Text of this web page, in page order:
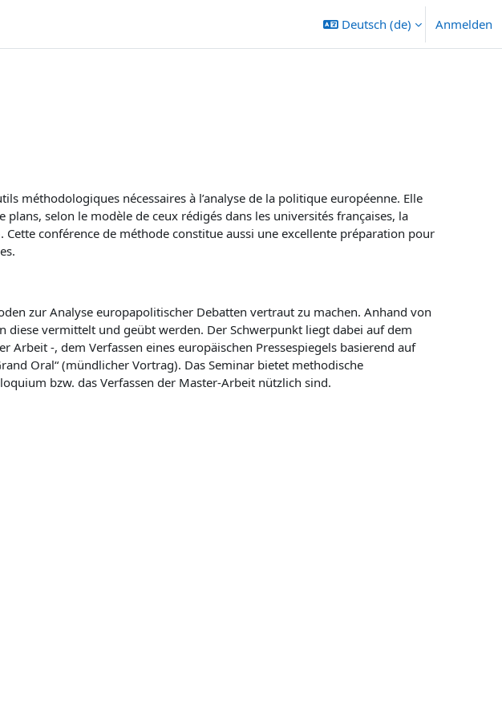
Deutsch ‎(de)‎ Anmelden
méthodologiques nécessaires à l’analyse de la politique européenne. Elle
selon le modèle de ceux rédigés dans les universités françaises, la
Cette conférence de méthode constitue aussi une excellente préparation pour
zur Analyse europapolitischer Debatten vertraut zu machen. Anhand von
vermittelt und geübt werden. Der Schwerpunkt liegt dabei auf dem
Arbeit -, dem Verfassen eines europäischen Pressespiegels basierend auf
Oral“ (mündlicher Vortrag). Das Seminar bietet methodische
bzw. das Verfassen der Master-Arbeit nützlich sind.